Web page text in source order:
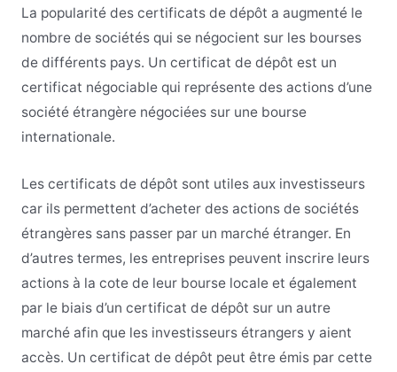
La popularité des certificats de dépôt a augmenté le
nombre de sociétés qui se négocient sur les bourses
de différents pays. Un certificat de dépôt est un
certificat négociable qui représente des actions d’une
société étrangère négociées sur une bourse
internationale.
Les certificats de dépôt sont utiles aux investisseurs
car ils permettent d’acheter des actions de sociétés
étrangères sans passer par un marché étranger. En
d’autres termes, les entreprises peuvent inscrire leurs
actions à la cote de leur bourse locale et également
par le biais d’un certificat de dépôt sur un autre
marché afin que les investisseurs étrangers y aient
accès. Un certificat de dépôt peut être émis par cette